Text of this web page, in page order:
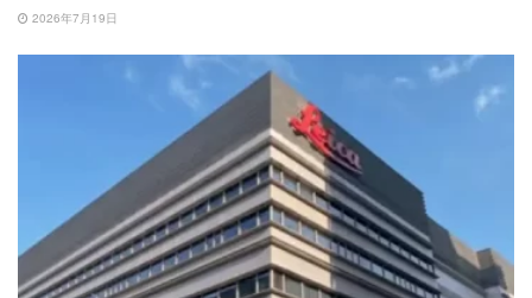
2026年7月19日